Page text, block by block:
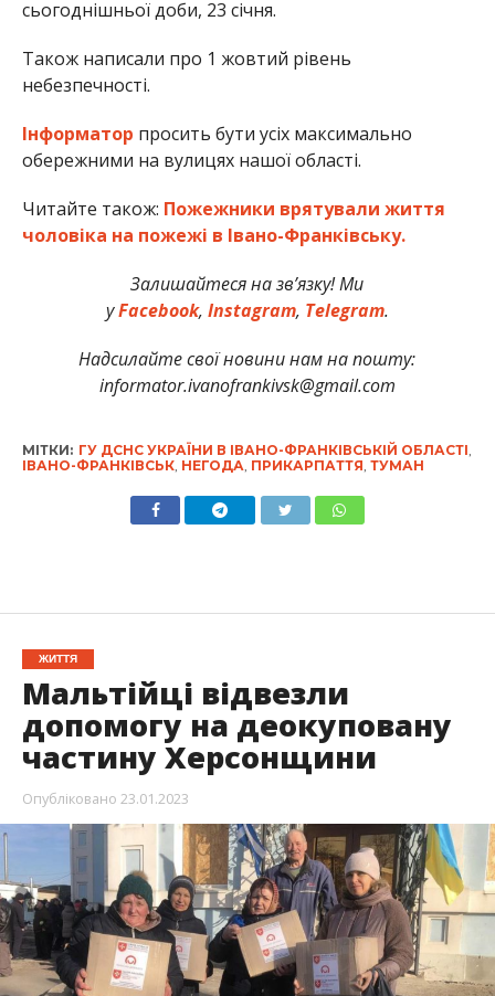
сьогоднішньої доби, 23 січня.
Також написали про 1 жовтий рівень
небезпечності.
Інформатор просить бути усіх максимально
обережними на вулицях нашої області.
Читайте також: Пожежники врятували життя
чоловіка на пожежі в Івано-Франківську.
Залишайтеся на зв’язку! Ми
уFacebook, Instagram, Telegram.
Надсилайте свої новини нам на пошту:
informator.ivanofrankivsk@gmail.com
МІТКИ: ГУ ДСНС УКРАЇНИ В ІВАНО-ФРАНКІВСЬКІЙ ОБЛАСТІ,
ІВАНО-ФРАНКІВСЬК, НЕГОДА, ПРИКАРПАТТЯ, ТУМАН
ЖИТТЯ
Мальтійці відвезли
допомогу на деокуповану
частину Херсонщини
Опубліковано 23.01.2023